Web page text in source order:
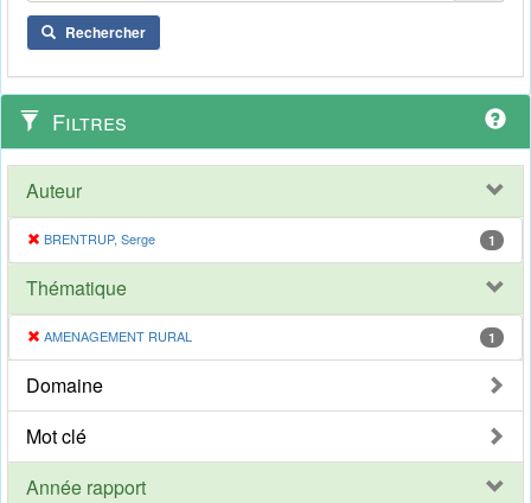
Rechercher
Filtres
Auteur
BRENTRUP, Serge 1
Thématique
AMENAGEMENT RURAL 1
Domaine
Mot clé
Année rapport